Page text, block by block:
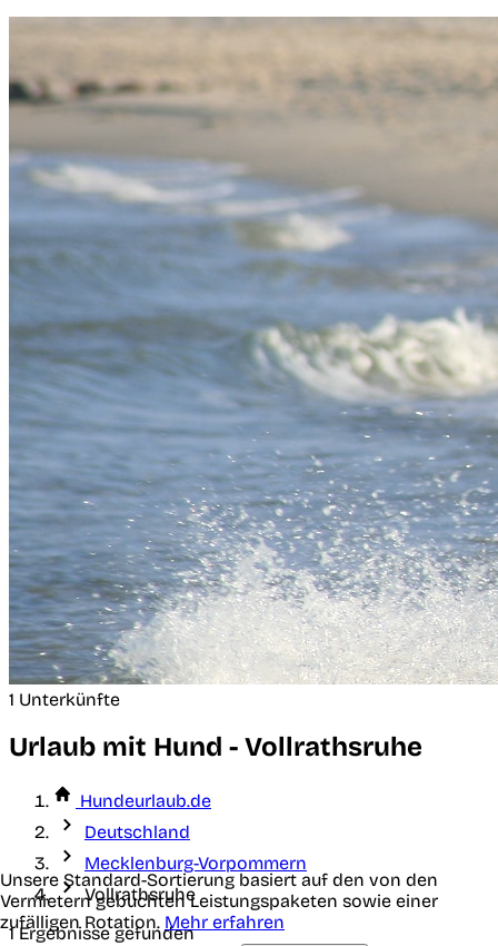
1 Unterkünfte
Urlaub mit Hund - Vollrathsruhe
Hundeurlaub.de
Deutschland
Mecklenburg-Vorpommern
Vollrathsruhe
1 Ergebnisse gefunden
Unsere Standard-Sortierung basiert auf den von den
Vermietern gebuchten Leistungspaketen sowie einer
zufälligen Rotation. Mehr erfahren